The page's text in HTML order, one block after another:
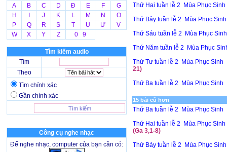
A
B C D Đ E F
G
H
J K L M N
O
P
Q R S T U Ư
V
W
X Y Z 0 9
Tìm kiếm audio
Tìm
Theo
Tìm chính xác
Gần chính xác
Công cụ nghe nhạc
Để nghe nhạc, computer của bạn cần có:
Thứ Hai tuần lễ 2 Mùa Phục Sinh
Thứ Bảy tuần lễ 2 Mùa Phục
Thứ Sáu tuần lễ 2 Mùa Phục
Thứ Năm tuần lễ 2 Mùa Phục
Thứ Tư tuần lễ 2 Mùa Phục Sinh
21)
Thứ Ba tuần lễ 2 Mùa Phục Sinh
15 bài cũ hơn
Thứ Ba tuần lễ 2 Mùa Phục Sinh
Thứ Hai tuần lễ 2 Mùa Phục Sinh
(Ga 3,1-8)
Thứ Bảy tuần lễ 2 Mùa Phục Sinh